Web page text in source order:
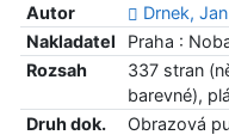
Autor
Drnek,
Nakladatel
Praha :
Rozsah
337 stran
barevné),
Druh dok.
Obrazová